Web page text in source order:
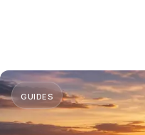
GUIDES